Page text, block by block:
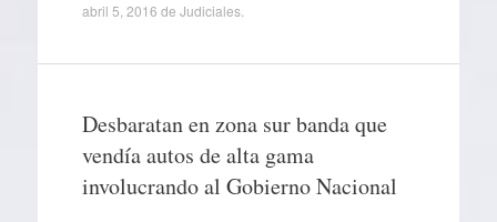
abril 5, 2016 de Judiciales.
Desbaratan en zona sur banda que
vendía autos de alta gama
involucrando al Gobierno Nacional